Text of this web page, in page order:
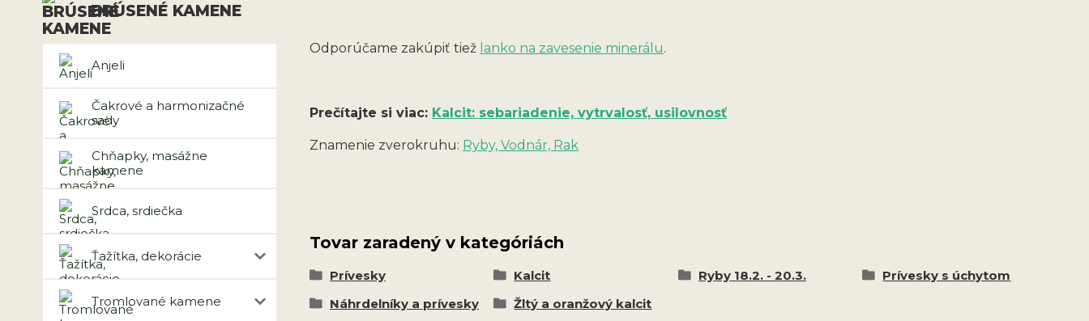
BRÚSENÉ KAMENE
Anjeli
Čakrové a harmonizačné
sady
Chňapky, masážne
kamene
Srdca, srdiečka
Ťažítka, dekorácie
Tromlované kamene
Odporúčame zakúpiť tiež lanko na zavesenie minerálu.
Prečítajte si viac: Kalcit: sebariadenie, vytrvalosť, usilovnosť
Znamenie zverokruhu: Ryby, Vodnár, Rak
Tovar zaradený v kategóriách
Prívesky Kalcit Ryby 18.2. - 20.3.
Prívesky s úchytom
Náhrdelníky a prívesky
Žltý a oranžový kalcit